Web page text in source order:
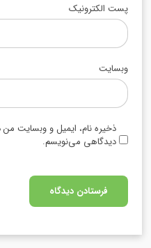
پست الکترونیک
وبسایت
ذخیره نام، ایمیل و وبسایت من
دیدگاهی می‌نویسم.